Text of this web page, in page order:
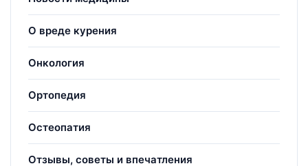
О вреде курения
Онкология
Ортопедия
Остеопатия
Отзывы, советы и впечатления